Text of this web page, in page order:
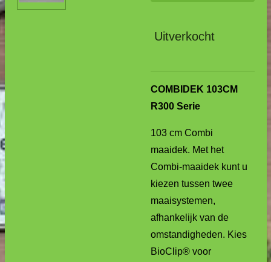
Uitverkocht
COMBIDEK 103CM
R300 Serie
103 cm Combi
maaidek. Met het
Combi-maaidek kunt u
kiezen tussen twee
maaisystemen,
afhankelijk van de
omstandigheden. Kies
BioClip® voor